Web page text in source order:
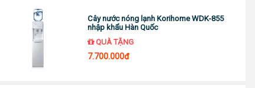
Cây nước nóng lạnh Korihome WDK-855
nhập khẩu Hàn Quốc
QUÀ TẶNG
7.700.000đ